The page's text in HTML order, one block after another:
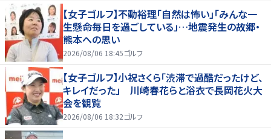
【女子ゴルフ】不動裕理「自然は怖い」「みんな一
生懸命毎日を過ごしている」…地震発生の故郷・
熊本への思い
2026/08/06 18:45ゴルフ
【女子ゴルフ】小祝さくら「渋滞で過酷だったけど、
キレイだった」 川崎春花らと浴衣で長岡花火大
会を観覧
2026/08/06 18:32ゴルフ